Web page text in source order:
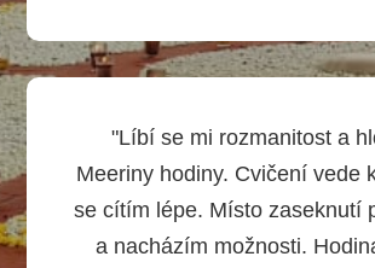
"Líbí se mi rozmanitost a
Meeriny hodiny. Cvičení vede
se cítím lépe. Místo zaseknutí
a nacházím možnosti.